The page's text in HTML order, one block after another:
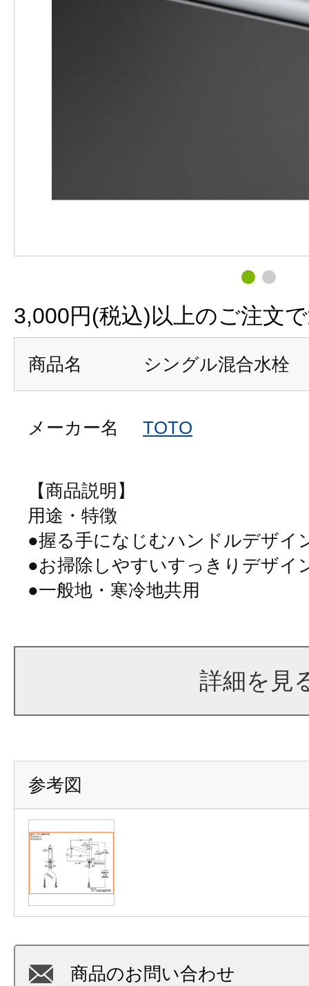
3,000円(税込)以上のご注文で
商品名 シングル混合水栓
メーカー名 TOTO
【商品説明】
用途・特徴
●握る手になじむハンドルデザイ
●お掃除しやすいすっきりデザイ
●一般地・寒冷地共用
詳細を見
参考図
商品のお問い合わせ